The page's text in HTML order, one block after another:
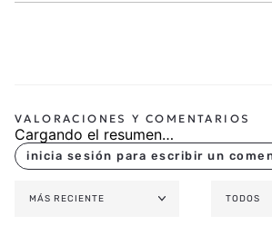
Cargando el resumen…
MÁS RECIENTE TODOS